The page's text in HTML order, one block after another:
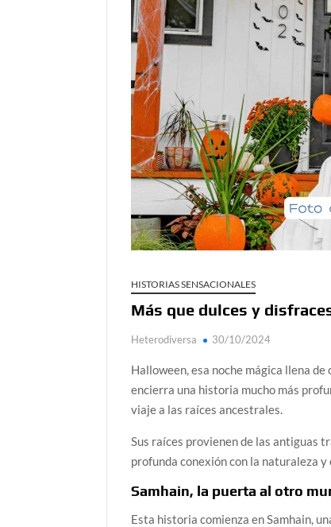
Día de Independencia 2026: de Patria
Salud mental digital: cómo frenar la
Denuncia por violencia sexual en
Día del Orgullo LGBTQ+: una fecha
Solsticio de verano 2026: ciencia,
HISTORIAS SENSACIONALES
Más que dulces y
Heterodiversa 30/10/2024
Halloween, esa noche mágica llena
encierra una historia mucho más
viaje a las raíces ancestrales.
Sus raíces provienen de las antiguas
profunda conexión con la naturaleza y
Samhain, la puerta al otro
Esta historia comienza en Samhain,